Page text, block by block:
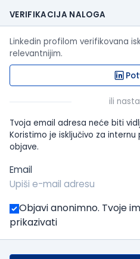
VERIFIKACIJA NALOGA
Linkedin profilom verifikovana
relevantnijim.
ili
Tvoja email adresa neće biti
Koristimo je isključivo za
objave.
Email
Objavi anonimno. Tvoje
prikazivati